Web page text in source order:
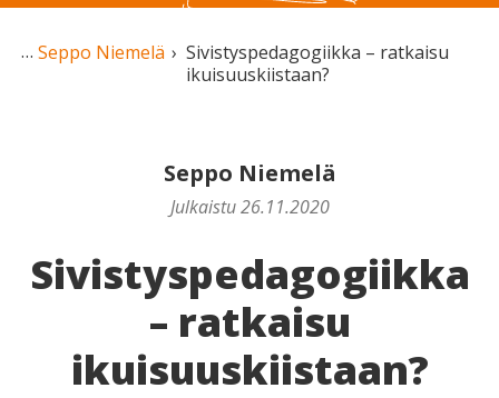
Seppo Niemelä
Sivistyspedagogiikka – ratkaisu
ikuisuuskiistaan?
Seppo Niemelä
Julkaistu 26.11.2020
Sivistyspedagogiikka
– ratkaisu
ikuisuuskiistaan?